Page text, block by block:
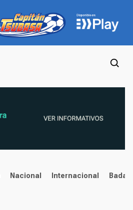
Nacional Internacional